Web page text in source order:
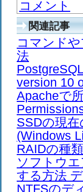
コメント
関連記事
コマンド
法
version 10
Apacheで
SSDの現
(Windows
RAIDの種類
ソフトウ
する方法
NTFSのデ